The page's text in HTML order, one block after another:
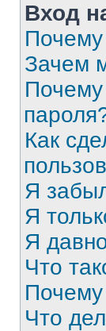
Вход
Почему
Зачем
Почему
Как
Я
Я
Я
Что
Почему
Что